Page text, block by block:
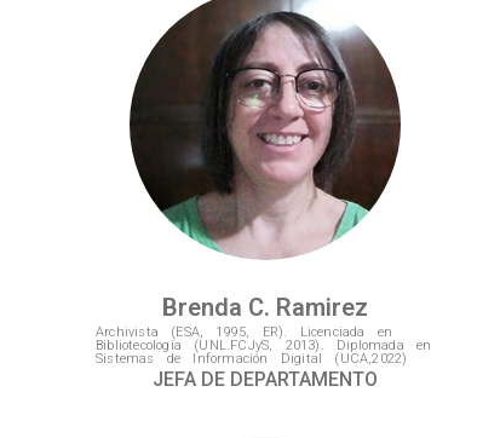
Brenda C. Ramirez
Archivista (ESA, 1995, ER). Licenciada en
Bibliotecología (UNL.FCJyS, 2013). Diplomada en
Sistemas de Información Digital (UCA,2022)
JEFA DE DEPARTAMENTO